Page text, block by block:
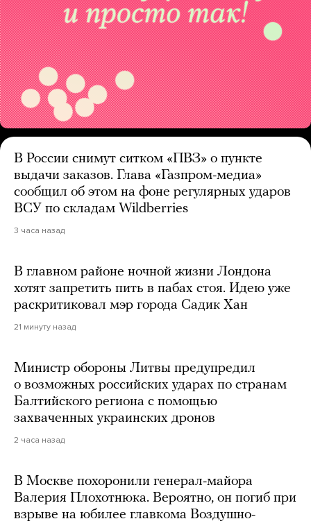
В России снимут ситком «ПВЗ» о пункте
выдачи заказов. Глава «Газпром-медиа»
сообщил об этом на фоне регулярных ударов
ВСУ по складам Wildberries
3 часа назад
В главном районе ночной жизни Лондона
хотят запретить пить в пабах стоя. Идею уже
раскритиковал мэр города Садик Хан
21 минуту назад
Министр обороны Литвы предупредил
о возможных российских ударах по странам
Балтийского региона с помощью
захваченных украинских дронов
2 часа назад
В Москве похоронили генерал-майора
Валерия Плохотнюка. Вероятно, он погиб при
взрыве на юбилее главкома Воздушно-